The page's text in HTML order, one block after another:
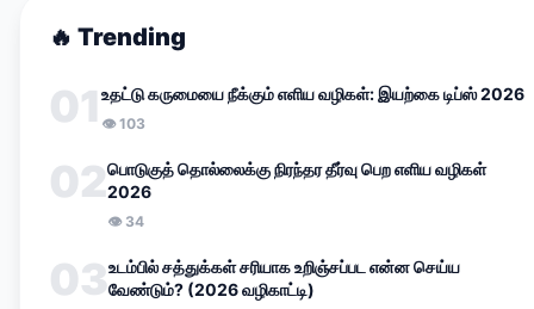
🔥 Trending
01 உதட்டு கருமையை நீக்கும் எளிய வழிகள்: இயற்கை டிப்ஸ் 2026
👁103
02பொடுகுத் தொல்லைக்கு நிரந்தர தீர்வு பெற எளிய வழிகள்
2026
👁34
03உடம்பில் சத்துக்கள் சரியாக உறிஞ்சப்பட என்ன செய்ய
வேண்டும்? (2026 வழிகாட்டி)